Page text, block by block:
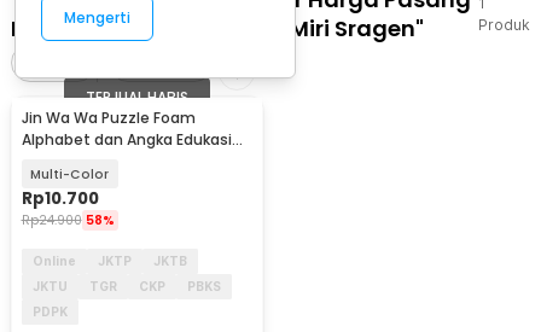
Plafon PVC Duma Murah Miri Sragen"
Produk
TERJUAL HABIS
Jin Wa Wa Puzzle Foam
Alphabet dan Angka Edukasi
Multi-Color
Rp10.700
Rp24.900 58%
Online JKTP
JKTB
JKTU
TGR CKP
PBKS
PDPK
Mengerti